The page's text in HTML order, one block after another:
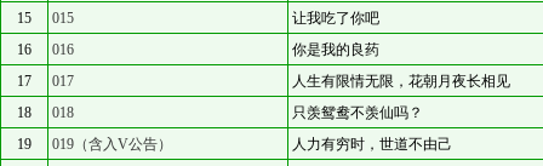
15
015
让我吃了你吧
16
016
你是我的良药
17
017
人生有限情无限，花朝月夜长相见
18
018
只羡鸳鸯不羡仙吗？
19
019（含入V公告）
人力有穷时，世道不由己